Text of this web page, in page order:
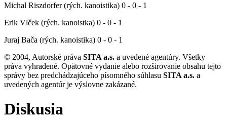
Michal Riszdorfer (rých. kanoistika) 0 - 0 - 1
Erik Vlček (rých. kanoistka) 0 - 0 - 1
Juraj Bača (rých. kanoistika) 0 - 0 - 1
© 2004, Autorské práva SITA a.s. a uvedené agentúry. Všetky
práva vyhradené. Opätovné vydanie alebo rozširovanie obsahu tejto
správy bez predchádzajúceho písomného súhlasu SITA a.s. a
uvedených agentúr je výslovne zakázané.
Diskusia